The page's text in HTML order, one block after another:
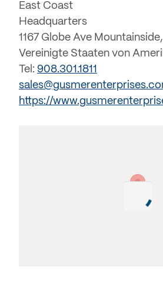
East Coast
Headquarters
1167 Globe Ave
Vereinigte Staaten von
Tel: 908.301.1811
https://